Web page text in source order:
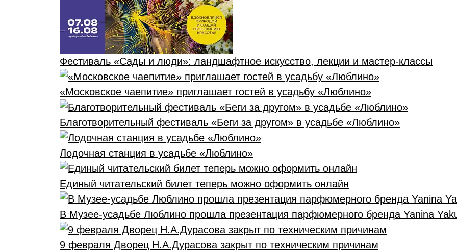
Фестиваль «Сады и люди»: ландшафтное искусство, лекции и мастер-классы
«Московское чаепитие» приглашает гостей в усадьбу «Люблино»
Благотворительный фестиваль «Беги за другом» в усадьбе «Люблино»
Лодочная станция в усадьбе «Люблино»
Единый читательский билет теперь можно оформить онлайн
В Музее-усадьбе Люблино прошла презентация парфюмерного бренда Yanina
9 февраля Дворец Н.А.Дурасова закрыт по техническим причинам